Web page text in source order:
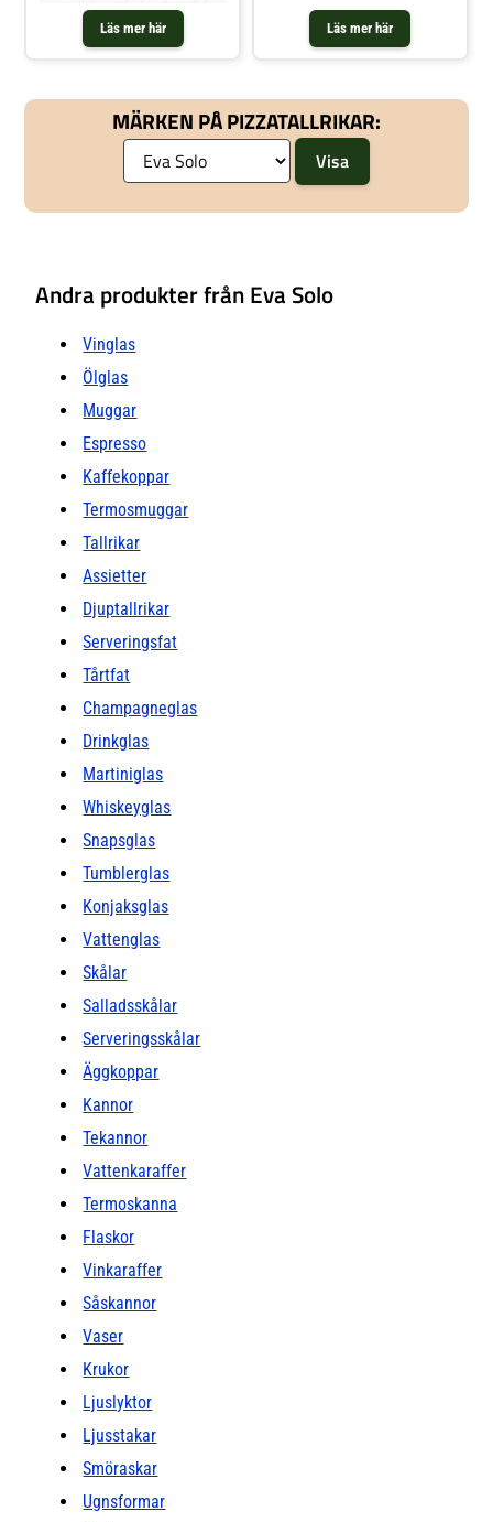
Läs mer här
serien Legio Nova.- Gjord av
porslin.Skötselråd för
pizzatallriken- Ugnsfast.- Tål
hos Royal Design.
Läs mer här
MÄRKEN PÅ PIZZATALLRIKAR:
Andra produkter från Eva Solo
Vinglas
Ölglas
Muggar
Espresso
Kaffekoppar
Termosmuggar
Tallrikar
Assietter
Djuptallrikar
Serveringsfat
Tårtfat
Champagneglas
Drinkglas
Martiniglas
Whiskeyglas
Snapsglas
Tumblerglas
Konjaksglas
Vattenglas
Skålar
Salladsskålar
Serveringsskålar
Äggkoppar
Kannor
Tekannor
Vattenkaraffer
Termoskanna
Flaskor
Vinkaraffer
Såskannor
Vaser
Krukor
Ljuslyktor
Ljusstakar
Smöraskar
Ugnsformar